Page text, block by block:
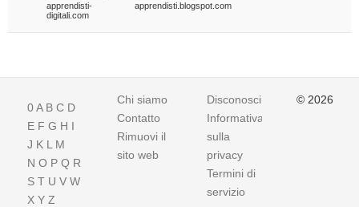
apprendisti-
digitali.com
apprendisti.blogspot.com
0A B C D
E F G H I
J K L M
N O P Q R
S T U V W
X Y Z
Chi siamo
Contatto
Rimuovi il
sito web
Disconoscimento
Informativa
sulla
privacy
Termini di
servizio
© 2026